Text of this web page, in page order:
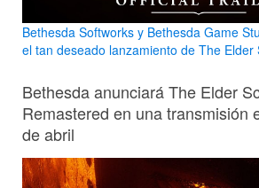
Bethesda Softworks y Bethesda Game
el tan deseado lanzamiento de The Elder
Bethesda anunciará The Elder
Remastered en una transmisión
de abril